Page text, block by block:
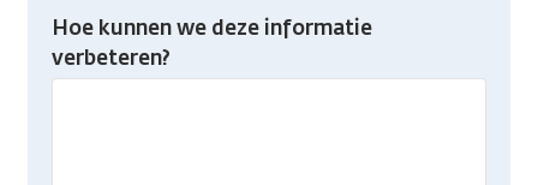
Heb
gevonden
Hoe kunnen we deze informatie
verbeteren?